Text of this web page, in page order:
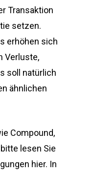
Transaktion
setzen.
erhöhen sich
Verluste,
soll natürlich
ähnlichen
Compound,
lesen Sie
hier. In